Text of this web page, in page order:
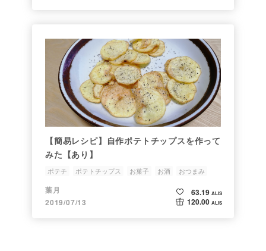
【簡易レシピ】自作ポテトチップスを作って
みた【あり】
ポテチ ポテトチップス お菓子 お酒 おつまみ
葉月
2019/07/13
63.19 ALIS
120.00 ALIS